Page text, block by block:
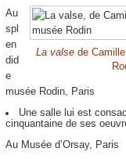
La valse de
Au
spl
en
did
e
musée Rodin, Paris
Une salle lui est
cinquantaine de ses
Au Musée d’Orsay, Paris